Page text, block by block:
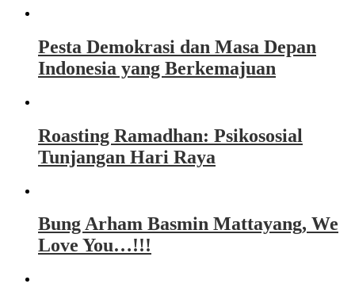
Pesta Demokrasi dan Masa Depan
Indonesia yang Berkemajuan
Roasting Ramadhan: Psikososial
Tunjangan Hari Raya
Bung Arham Basmin Mattayang, We
Love You…!!!